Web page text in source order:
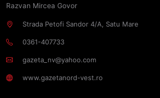
Razvan Mircea Govor
Strada Petofi Sandor 4/A, Satu Mare
0361-407733
gazeta_nv@yahoo.com
www.gazetanord-vest.ro